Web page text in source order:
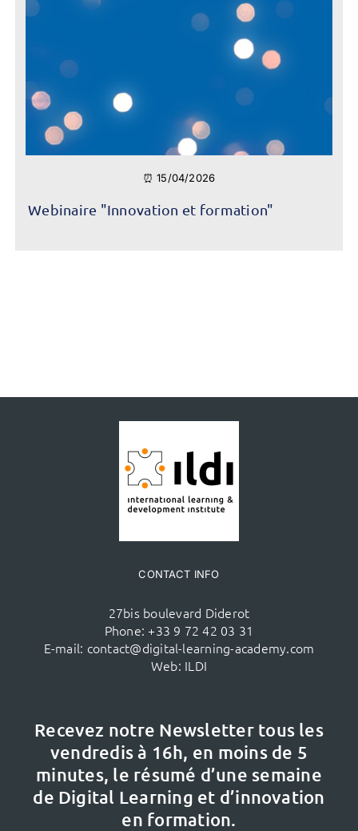
⏰ 15/04/2026
Webinaire "Innovation et formation"
CONTACT INFO
27bis boulevard Diderot
Phone: +33 9 72 42 03 31
E-mail: contact@digital-learning-academy.com
Web: ILDI
Recevez notre Newsletter tous les
vendredis à 16h, en moins de 5
minutes, le résumé d’une semaine
de Digital Learning et d’innovation
en formation.